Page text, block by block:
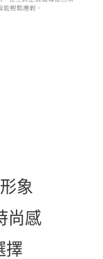
象
尚感
擇